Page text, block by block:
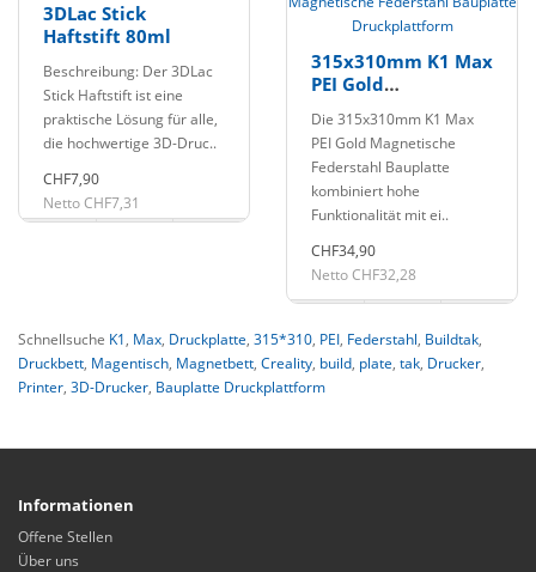
3DLac Stick
Haftstift 80ml
Beschreibung: Der 3DLac
Stick Haftstift ist eine
praktische Lösung für alle,
die hochwertige 3D-Druc..
CHF7,90
Netto CHF7,31
315x310mm K1 Max
PEI Gold
Federstahl
Bauplatte
Druckplattform
Die 315x310mm K1 Max
PEI Gold Magnetische
Federstahl Bauplatte
kombiniert hohe
Funktionalität mit ei..
CHF34,90
Netto CHF32,28
Schnellsuche K1, Max, Druckplatte, 315*310, PEI, Federstahl, Buildtak,
Druckbett, Magentisch, Magnetbett, Creality, build, plate, tak, Drucker,
Printer, 3D-Drucker, Bauplatte Druckplattform
Informationen
Offene Stellen
Über uns